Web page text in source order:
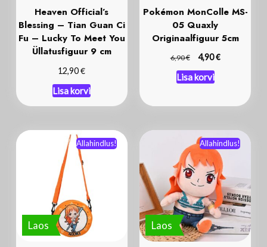
Fu – Lucky To Meet You
Üllatusfiguur 9 cm
12,90 €
Originaalfiguur 5cm
6,90 € 4,90€
Lisa korvi
One Piece Nami Õlakott
Laos
One Piece Nami Pehmik
25 cm